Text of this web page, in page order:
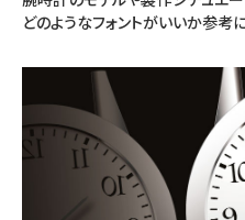
どのようなフォントがいいか参考